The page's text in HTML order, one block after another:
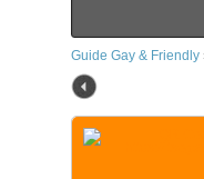
Guide Gay & Friendly